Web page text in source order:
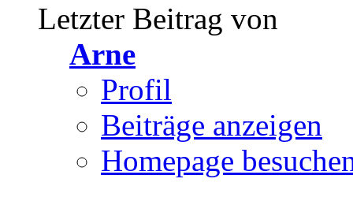
Letzter Beitrag von
Arne
Profil
Beiträge anzeigen
Homepage